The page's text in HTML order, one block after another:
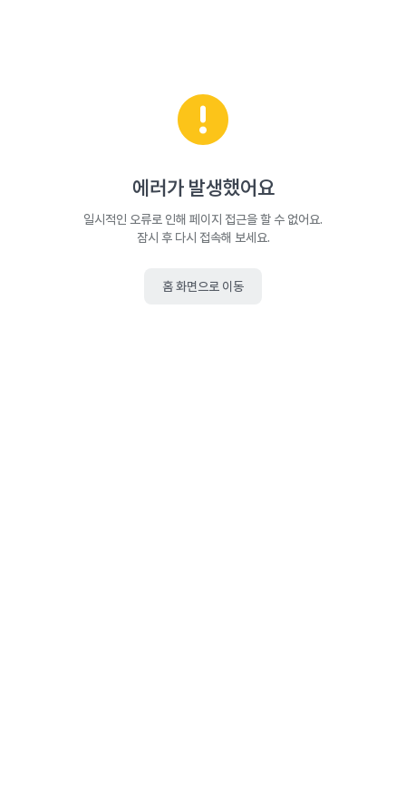
에러가 발생했어요
일시적인 오류로 인해 페이지 접근을 할 수 없어요.
잠시 후 다시 접속해 보세요.
홈 화면으로 이동